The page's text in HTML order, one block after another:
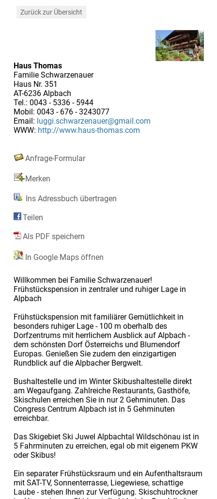
Zurück zur Übersicht
Haus Thomas
Familie Schwarzenauer
Haus Nr. 351
AT-6236 Alpbach
Tel.: 0043 - 5336 - 5944
Mobil: 0043 - 676 - 3243077
Email: luggi.schwarzenauer@gmail.com
WWW: http://www.haus-thomas.com
Anfrage-Formular
Merken
Ins Adressbuch übertragen
Teilen
Als PDF speichern
In Google Maps öffnen
Willkommen bei Familie Schwarzenauer!
Frühstückspension in zentraler und ruhiger Lage in
Alpbach
Frühstückspension mit familiärer Gemütlichkeit in
besonders ruhiger Lage - 100 m oberhalb des
Dorfzentrums mit herrlichem Ausblick auf Alpbach -
dem schönsten Dorf Österreichs und Blumendorf
Europas. Genießen Sie zudem den einzigartigen
Rundblick auf die Alpbacher Bergwelt.
Bushaltestelle und im Winter Skibushaltestelle direkt
am Wegaufgang. Zahlreiche Restaurants, Gasthöfe,
Skischulen erreichen Sie in nur 2 Gehminuten. Das
Congress Centrum Alpbach ist in 5 Gehminuten
erreichbar.
Das Skigebiet Ski Juwel Alpbachtal Wildschönau ist in
5 Fahrminuten zu erreichen, egal ob mit eigenem PKW
oder Skibus!
Ein separater Frühstücksraum und ein Aufenthaltsraum
mit SAT-TV, Sonnenterrasse, Liegewiese, schattige
Laube - stehen Ihnen zur Verfügung. Skischuhtrockner